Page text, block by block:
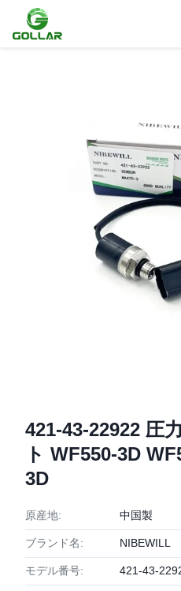
421-43-22922 圧
ト WF550-3D
3D
原産地: 中国製
ブランド名: NIBEWILL
モデル番号: 421-43-